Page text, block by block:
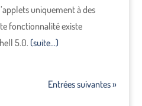
uniquement à des
fonctionnalité existe
5.0. (suite…)
Entrées suivantes »